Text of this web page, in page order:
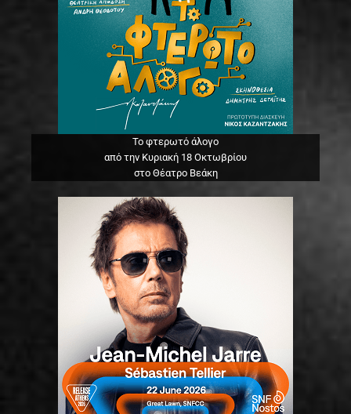
Το φτερωτό άλογο
από την Κυριακή 18 Οκτωβρίου
στο Θέατρο Βεάκη